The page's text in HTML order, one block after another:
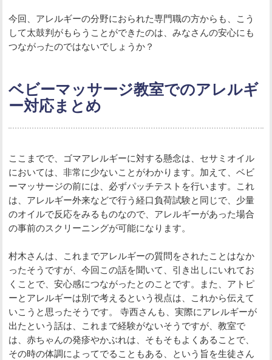
今回、アレルギーの分野におられた専門職の方からも、こう
して太鼓判がもらうことができたのは、みなさんの安心にも
つながったのではないでしょうか？
ベビーマッサージ教室でのアレルギ
ー対応まとめ
ここまでで、ゴマアレルギーに対する懸念は、セサミオイル
においては、非常に少ないことがわかります。加えて、ベビ
ーマッサージの前には、必ずパッチテストを行います。これ
は、アレルギー外来などで行う経口負荷試験と同じで、少量
のオイルで反応をみるものなので、アレルギーがあった場合
の事前のスクリーニングが可能になります。
村木さんは、これまでアレルギーの質問をされたことはなか
ったそうですが、今回この話を聞いて、引き出しにいれてお
くことで、安心感につながったとのことです。また、アトピ
ーとアレルギーは別で考えるという視点は、これから伝えて
いこうと思ったそうです。 寺西さんも、実際にアレルギーが
出たという話は、これまで経験がないそうですが、教室で
は、赤ちゃんの発疹やかぶれは、そもそもよくあることで、
その時の体調によってでることもある、という旨を生徒さん